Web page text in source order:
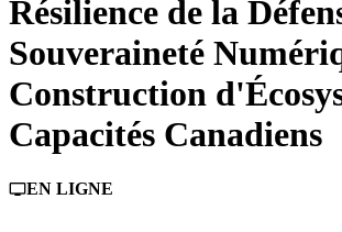
Résilience de la
Souveraineté
Construction
Capacités Canadiens
personal_videoEN LIGNE